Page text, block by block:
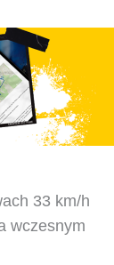
33 km/h
wczesnym